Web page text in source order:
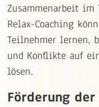
Zusammenarbeit im
Relax-Coaching
Teilnehmer lernen,
und Konflikte auf
lösen.
Förderung